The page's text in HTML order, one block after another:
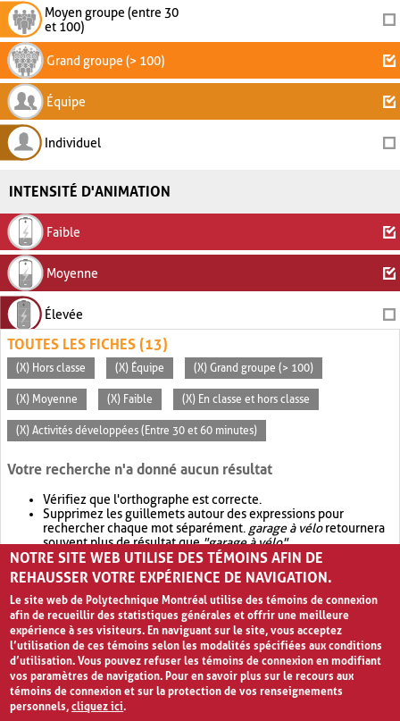
Moyen groupe (entre 30
et 100)
Grand groupe (> 100)
Équipe
Individuel
INTENSITÉ D'ANIMATION
Faible
Moyenne
Élevée
TOUTES LES FICHES (13)
(X) Hors classe (X) Équipe (X) Grand groupe (> 100)
(X) Moyenne (X) Faible (X) En classe et hors classe
(X) Activités développées (Entre 30 et 60 minutes)
Votre recherche n'a donné aucun résultat
Vérifiez que l'orthographe est correcte.
Supprimez les guillemets autour des expressions pour
rechercher chaque mot séparément. garage à véloretournera
souvent plus de résultat que"garage à vélo".
Envisagez d'élargir votre recherche avec OR.garage OR vélo
retournera souvent plus de résultat quegarage à vélo
NOTRE SITE WEB UTILISE DES TÉMOINS AFIN DE
REHAUSSER VOTRE EXPÉRIENCE DE NAVIGATION.
Le site web de Polytechnique Montréal utilise des témoins de connexion
afin de recueillir des statistiques générales et offrir une meilleure
expérience à ses visiteurs. En naviguant sur le site, vous acceptez
l’utilisation de ces témoins selon les modalités spécifiées aux conditions
d’utilisation. Vous pouvez refuser les témoins de connexion en modifiant
vos paramètres de navigation. Pour en savoir plus sur le recours aux
témoins de connexion et sur la protection de vos renseignements
personnels,cliquez ici.